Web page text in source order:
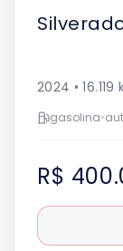
2024 •16.119
gasolina•
R$